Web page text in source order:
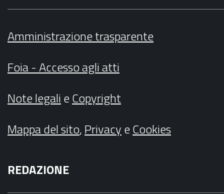
Amministrazione trasparente
Foia - Accesso agli atti
Note legalieCopyright
Mappa del sito,PrivacyeCookies
REDAZIONE